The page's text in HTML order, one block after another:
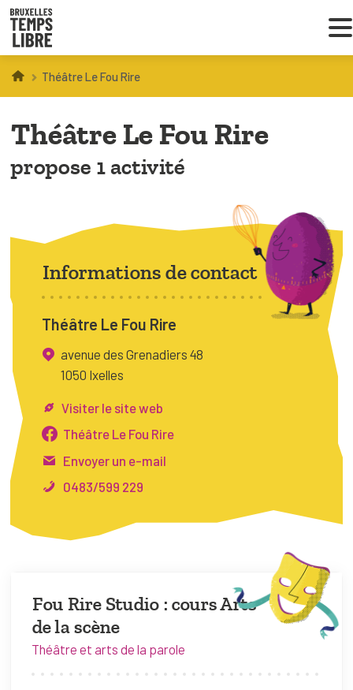
Infos parents
Droit au loisir
Coordinations ATL
VOUS CHERCHEZ DES ACTIVITÉS
À BRUXELLES
Trouver une activité
FAQ
Espace pro
Bruxelles Temps Libre
Théâtre Le Fou Rire
Théâtre Le Fou Rire
propose 1 activité
Fou Rire Studio : cours Arts
de la scène
Théâtre et arts de la parole
Informations de contact
Théâtre Le Fou Rire
avenue des Grenadiers 48
1050 Ixelles
Visiter le site web
Théâtre Le Fou Rire
Envoyer un e-mail
0483/599 229